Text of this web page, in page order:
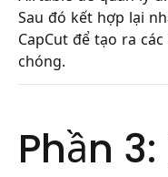
Sau đó kết hợp lại
CapCut để tạo ra
chóng.
Phần